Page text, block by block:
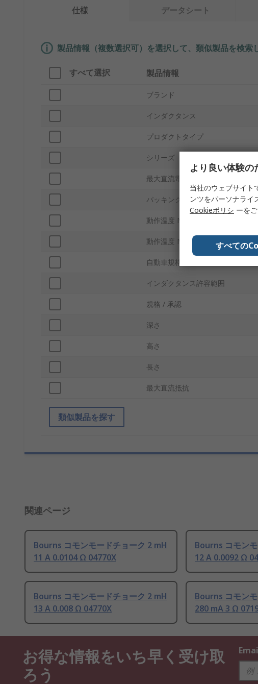
仕様 データシート
製品情報（複数選択可）を選択して、類似製品を検索
すべて選択 製品情報
ブランド
インダクタンス
プロダクトタイプ
シリーズ
最大直流電流
パッキング
動作温度 Min
動作温度 Max
自動車規格
インダクタンス許容範囲
規格 / 承認
深さ
高さ
長さ
最大直流抵抗
類似製品を探す
関連ページ
Bourns コモンモードチョーク 2 mH
11 A 0.0104 Ω 04770X
Bourns コモン
12 A 0.0092 Ω
Bourns コモンモードチョーク 2 mH
13 A 0.008 Ω 04770X
Bourns コモン
280 mA 3 Ω
お得な情報をいち早く受け取
ろう
より良い体験
当社のウェブサイト
ンツをパーソナライ
Cookieポリシ ーを
すべての